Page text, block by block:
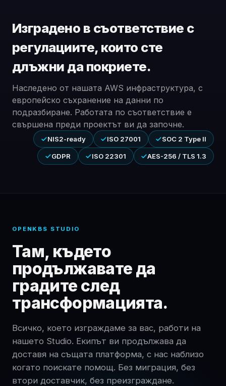
Изградено в съответствие с
регулациите, които сте
длъжни да покриете.
Наследено от нашата AWS инфраструктура, с
европейско съхранение на данни по
подразбиране. Работата по съответствие е
свършена преди проектът ви да започне.
NIS2-ready ISO 27001 SOC 2 Type II
GDPR ISO 22301 AES-256 / TLS 1.3
OPENKBS STUDIO
Там, където
продължавате да
градите след
трансформацията.
Всичко, което изграждаме за вас, работи на
нашето Studio. Екипът ви продължава да
доставя на същата платформа, с нас наблизо
когато поискате помощ. Без миграция, без
втори доставчик, без преизграждане.